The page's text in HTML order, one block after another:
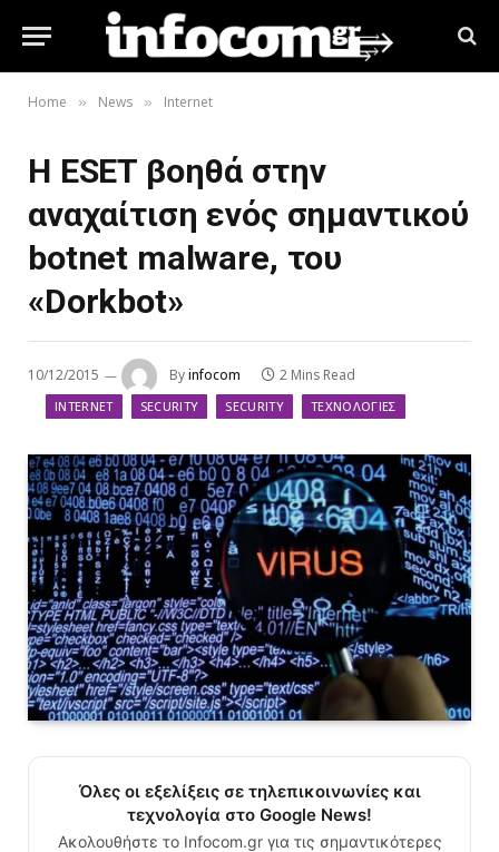
Home » News » Internet
Η ESET βοηθά στην
αναχαίτιση ενός σημαντικού
botnet malware, του
«Dorkbot»
10/12/2015 Byinfocom 2 Mins Read
INTERNET SECURITY SECURITY ΤΕΧΝΟΛΟΓΊΕΣ
Όλες οι εξελίξεις σε τηλεπικοινωνίες και
τεχνολογία στο Google News!
Ακολουθήστε το Infocom.gr για τις σημαντικότερες